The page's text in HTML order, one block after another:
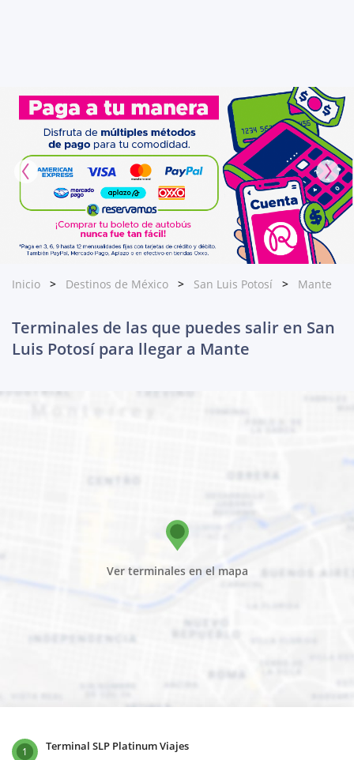
Inicio Destinos de México San Luis Potosí Mante
Terminales de las que puedes salir en San
Luis Potosí para llegar a Mante
Ver terminales en el mapa
1 Terminal SLP Platinum Viajes